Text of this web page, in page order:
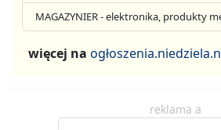
MAGAZYNIER - elektronika, produkty
więcej na
reklama a